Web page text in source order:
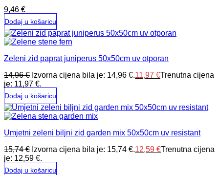
9,46 €
Dodaj u košaricu
Zeleni zid paprat juniperus 50x50cm uv otporan
14,96€ Izvorna cijena bila je: 14,96 €.11,97 €Trenutna cijena
je: 11,97 €.
Dodaj u košaricu
Umjetni zeleni biljni zid garden mix 50x50cm uv resistant
15,74€ Izvorna cijena bila je: 15,74 €.12,59 €Trenutna cijena
je: 12,59 €.
Dodaj u košaricu